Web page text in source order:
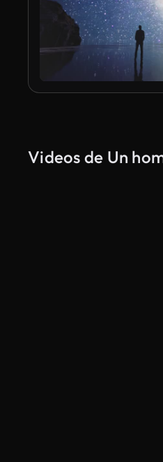
Videos de Un